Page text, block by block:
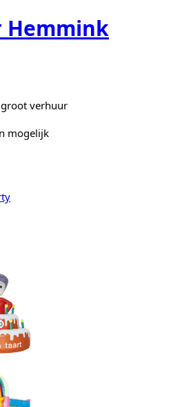
Hemmink
verhuur
mogelijk